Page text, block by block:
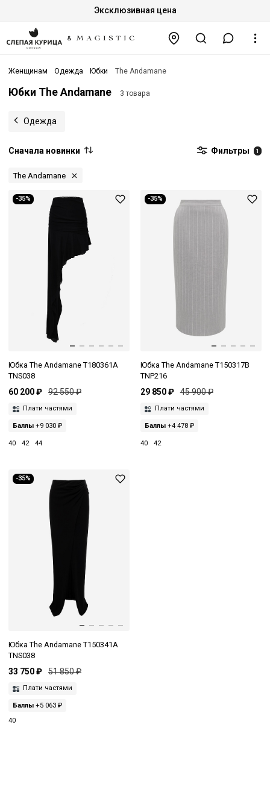
Эксклюзивная цена
Женщинам Одежда Юбки The Andamane
Юбки The Andamane 3 товара
Одежда
Сначала новинки Фильтры 1
The Andamane
-35%
Юбка The Andamane T180361A
TNS038
60 200 ₽ 92 550 ₽
Плати частями
Баллы +9 030 ₽
40 42 44
-35%
Юбка The Andamane T150317B
TNP216
29 850 ₽ 45 900 ₽
Плати частями
Баллы+4 478 ₽
40 42
-35%
Юбка The Andamane T150341A
TNS038
33 750 ₽ 51 850 ₽
Плати частями
Баллы +5 063 ₽
40